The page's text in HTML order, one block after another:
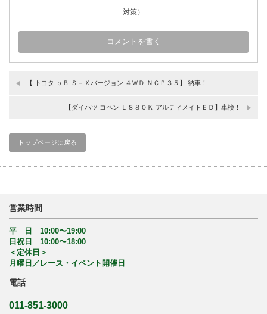
対策）
【 トヨタ ｂＢ Ｓ－Ｘバージョン ４ＷＤ ＮＣＰ３５】 納車！
【ダイハツ コペン Ｌ８８０Ｋ アルティメイトＥＤ】車検！
トップページに戻る
営業時間
平 日 10:00〜19:00
日祝日 10:00〜18:00
＜定休日＞
月曜日／レース・イベント開催日
電話
011-851-3000